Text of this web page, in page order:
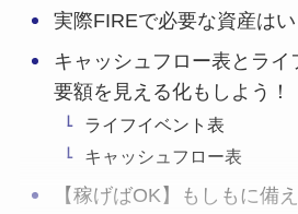
実際FIREで必要な資産はい
キャッシュフロー表とライ
要額を見える化もしよう！
ライフイベント表
キャッシュフロー表
【稼げばOK】もしもに備